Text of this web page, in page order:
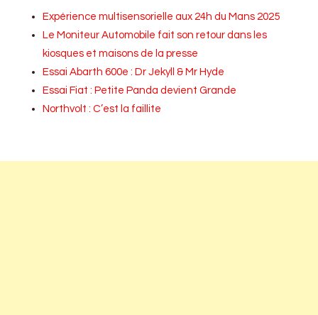
Expérience multisensorielle aux 24h du Mans 2025
Le Moniteur Automobile fait son retour dans les
kiosques et maisons de la presse
Essai Abarth 600e : Dr Jekyll & Mr Hyde
Essai Fiat : Petite Panda devient Grande
Northvolt : C’est la faillite